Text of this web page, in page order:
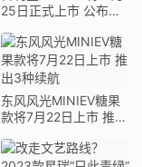
25日正式上市 公布新
东风风光MINIEV糖果
款将7月22日上市 推出